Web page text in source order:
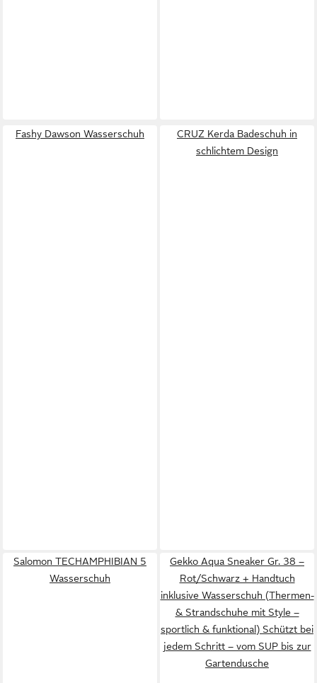
Fashy Dawson Wasserschuh
CRUZ Kerda Badeschuh in
schlichtem Design
Salomon TECHAMPHIBIAN 5
Wasserschuh
Gekko Aqua Sneaker Gr. 38 –
Rot/Schwarz + Handtuch
inklusive Wasserschuh (Thermen-
& Strandschuhe mit Style –
sportlich & funktional) Schützt bei
jedem Schritt – vom SUP bis zur
Gartendusche